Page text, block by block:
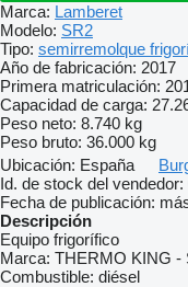
Marca: Lamberet
Modelo: SR2
Tipo: semirremolque
Año de fabricación: 2017
Primera matriculación:
Capacidad de carga:
Peso neto: 8.740 kg
Peso bruto: 36.000 kg
Ubicación: España
Id. de stock del vendedor:
Fecha de publicación:
Descripción
Equipo frigorífico
Marca: THERMO KING -
Combustible: diésel